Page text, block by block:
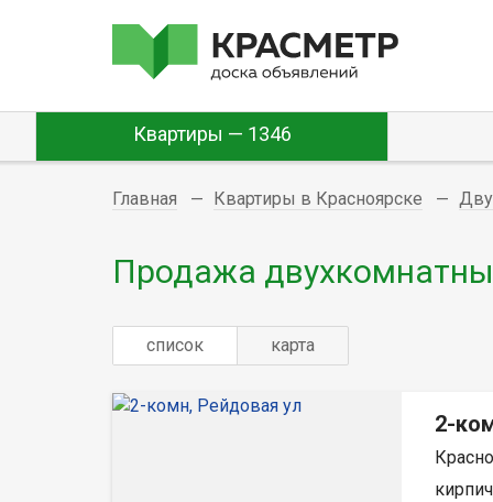
Квартиры — 1346
Главная Квартиры в Красноярске
Продажа
список карта
2-